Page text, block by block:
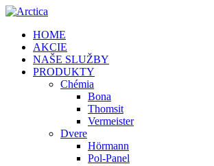
HOME
AKCIE
NAŠE SLUŽBY
PRODUKTY
Chémia
Bona
Thomsit
Vermeister
Dvere
Hörmann
Pol-Panel